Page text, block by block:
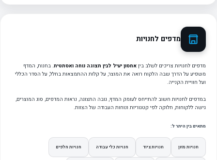
מדפים לחנויות
מדפים לחנויות צריכים לשלב בין אחסון יעיל לבין תצוגה נוחה ואסתטית. בחנות, המדף
משפיע על הדרך שבה הלקוח רואה את המוצר, על קלות ההתמצאות בחלל, על הסדר הכללי
ועל חוויית הקנייה.
במדפים לחנויות חשוב להתייחס לעומק המדף, גובה התצוגה, נראות המדפים, סוג המוצרים,
גישה ללקוחות, חלוקה לפי קטגוריות ונוחות העבודה של הצוות.
מתאים בין היתר ל:
חנויות מזון חנויות ציוד חנויות כלי עבודה חנויות חלפים